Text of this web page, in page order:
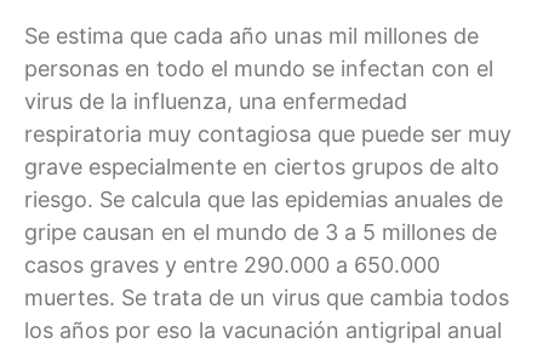
Se estima que cada año unas mil millones de
personas en todo el mundo se infectan con el
virus de la influenza, una enfermedad
respiratoria muy contagiosa que puede ser muy
grave especialmente en ciertos grupos de alto
riesgo. Se calcula que las epidemias anuales de
gripe causan en el mundo de 3 a 5 millones de
casos graves y entre 290.000 a 650.000
muertes. Se trata de un virus que cambia todos
los años por eso la vacunación antigripal anual